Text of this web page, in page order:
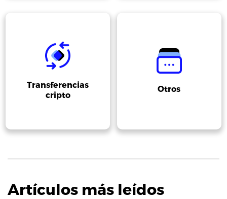
Transferencias
cripto
Otros
Artículos más leídos